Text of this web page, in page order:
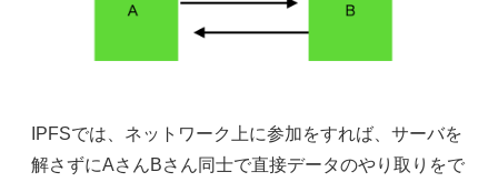
IPFSでは、ネットワーク上に参加をすれば、サーバを
解さずにAさんBさん同士で直接データのやり取りをで